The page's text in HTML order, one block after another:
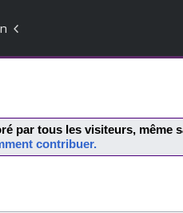
par tous les visiteurs, même
contribuer.